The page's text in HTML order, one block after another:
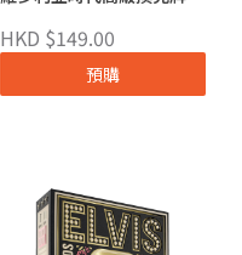
HKD $149.00
預購